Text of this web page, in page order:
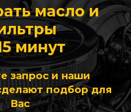
масло и
минут
запрос и наши
подбор для
Вас